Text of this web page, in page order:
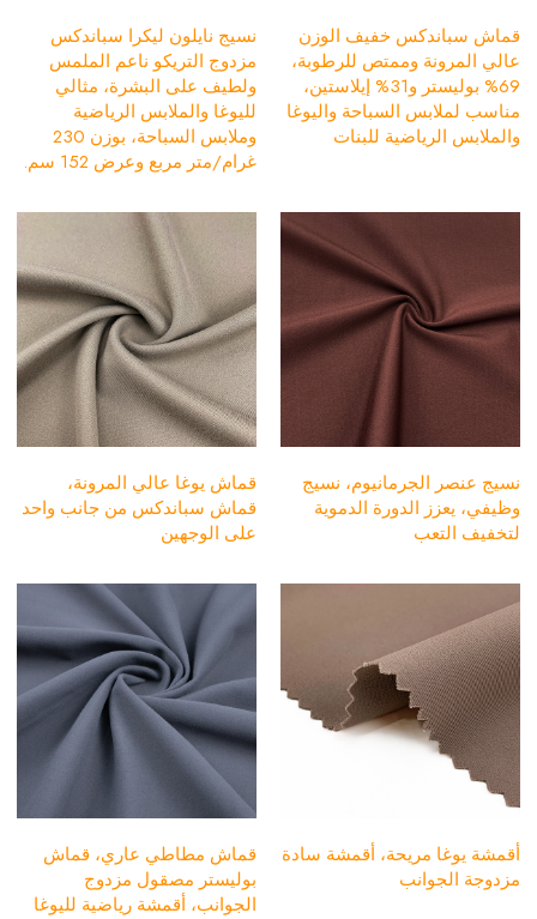
قماش سباندكس خفيف الوزن
عالي المرونة وممتص للرطوبة،
69% بوليستر و31% إيلاستين،
مناسب لملابس السباحة واليوغا
والملابس الرياضية للبنات
نسيج نايلون ليكرا سباندكس
مزدوج التريكو ناعم الملمس
ولطيف على البشرة، مثالي
لليوغا والملابس الرياضية
وملابس السباحة، بوزن 230
غرام/متر مربع وعرض 152 سم.
نسيج عنصر الجرمانيوم، نسيج
وظيفي، يعزز الدورة الدموية
لتخفيف التعب
قماش يوغا عالي المرونة،
قماش سباندكس من جانب واحد
على الوجهين
أقمشة يوغا مريحة، أقمشة سادة
مزدوجة الجوانب
قماش مطاطي عاري، قماش
بوليستر مصقول مزدوج
الجوانب، أقمشة رياضية لليوغا